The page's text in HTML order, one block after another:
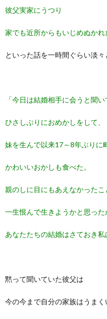
彼父実家にうつり
家でも近所からもいじめぬかれ
といった話を一時間ぐらい淡々
「今日は結婚相手に会うと聞
ひさしぶりにおめかしをして、
妹を生んで以来17～8年ぶりに
かわいいおかしも食べた。
親のしに目にもあえなかったこ
一生恨んで生きようかと思った
あなたたちの結婚はさておき私
黙って聞いていた彼父は
今の今まで自分の家族はうまく